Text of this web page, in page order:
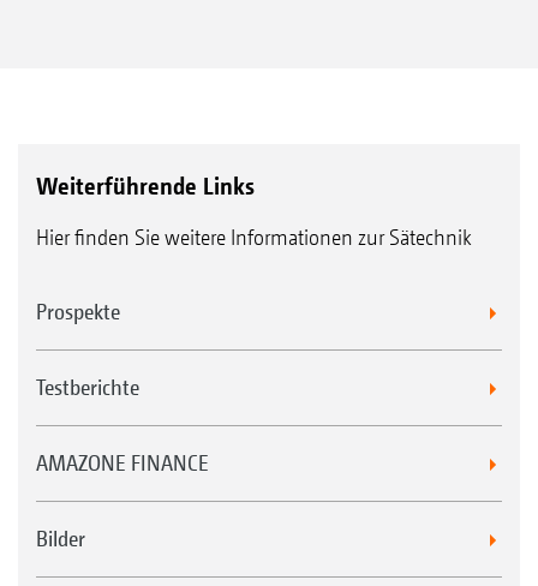
Weiterführende Links
Hier finden Sie weitere Informationen zur Sätechnik
Prospekte
Testberichte
AMAZONE FINANCE
Bilder